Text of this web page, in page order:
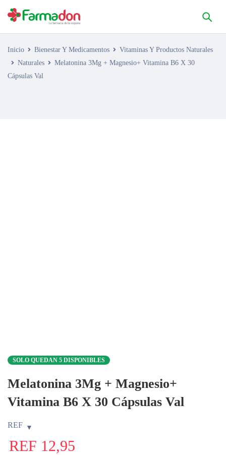
Inicio Bienestar Y Medicamentos
Vitaminas Y Productos Naturales
Naturales
Melatonina 3Mg + Magnesio+ Vitamina B6 X 30
Cápsulas Val
SOLO QUEDAN 5 DISPONIBLES
Melatonina 3Mg + Magnesio+
Vitamina B6 X 30 Cápsulas Val
REF
REF 12,95